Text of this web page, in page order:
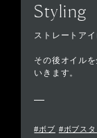
Styling
ストレートア
その後オイル
いきます。
#ボブ #ボブス